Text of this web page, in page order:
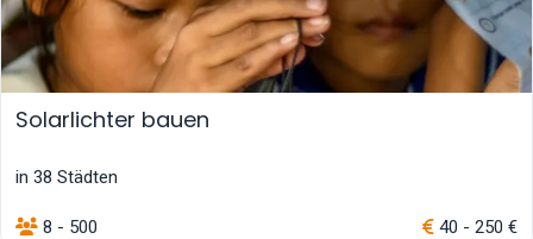
Solarlichter bauen
in 38 Städten
8 - 500 40 - 250 €